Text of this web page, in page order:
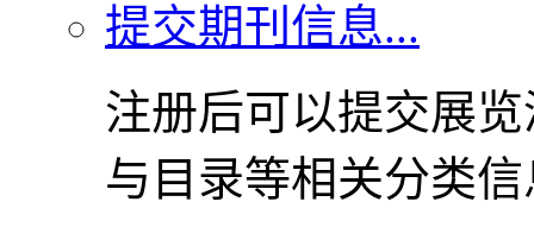
提交期刊信息...
注册后可以提交展
与目录等相关分类